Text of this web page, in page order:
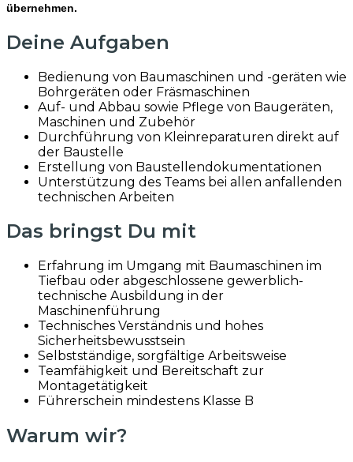
übernehmen.
Deine Aufgaben
Bedienung von Baumaschinen und -geräten wie
Bohrgeräten oder Fräsmaschinen
Auf- und Abbau sowie Pflege von Baugeräten,
Maschinen und Zubehör
Durchführung von Kleinreparaturen direkt auf
der Baustelle
Erstellung von Baustellendokumentationen
Unterstützung des Teams bei allen anfallenden
technischen Arbeiten
Das bringst Du mit
Erfahrung im Umgang mit Baumaschinen im
Tiefbau oder abgeschlossene gewerblich-
technische Ausbildung in der
Maschinenführung
Technisches Verständnis und hohes
Sicherheitsbewusstsein
Selbstständige, sorgfältige Arbeitsweise
Teamfähigkeit und Bereitschaft zur
Montagetätigkeit
Führerschein mindestens Klasse B
Warum wir?